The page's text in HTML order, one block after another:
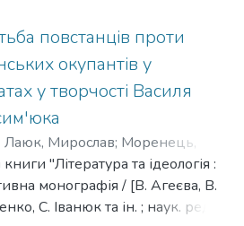
2017. - 482 с. - Редкол. :
В. П., Агеєєва В. П.,
В. С., Іванюк С. С.,
І., Квіт С. М., Панченко В. Є.,
О. В., Шалагінов Б. Б."
повстанців проти
окупантів у
у творчості Василя
Лаюк, Мирослав; Моренець,
"Література та ідеологія :
монографія / [В. Агеєва, В.
С. Іванюк та ін. ; наук. ред. та